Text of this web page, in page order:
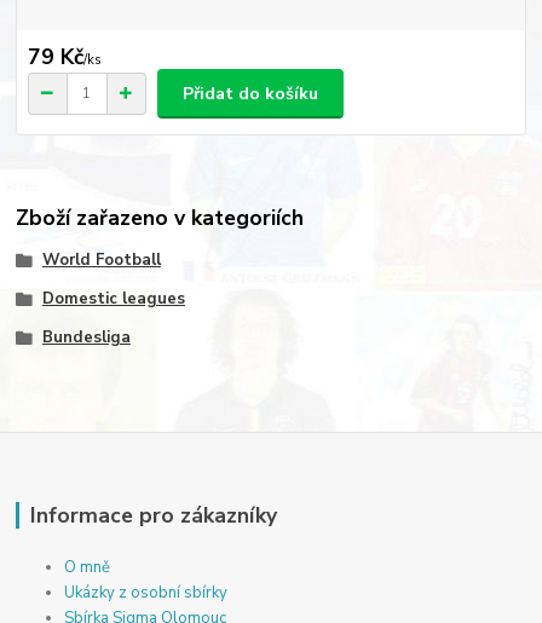
79 Kč/ks
Přidat do košíku
Zboží zařazeno v kategoriích
World Football
Domestic leagues
Bundesliga
Informace pro zákazníky
O mně
Ukázky z osobní sbírky
Sbírka Sigma Olomouc